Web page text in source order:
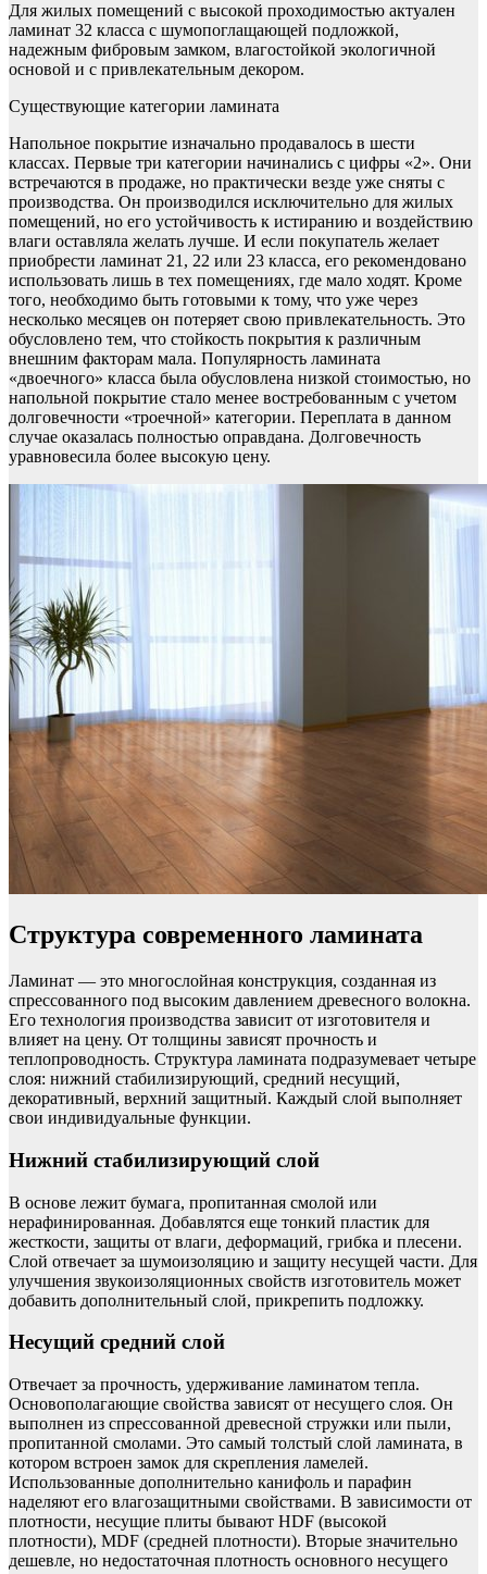
Для жилых помещений с высокой проходимостью актуален
ламинат 32 класса с шумопоглащающей подложкой,
надежным фибровым замком, влагостойкой экологичной
основой и с привлекательным декором.
Существующие категории ламината
Напольное покрытие изначально продавалось в шести
классах. Первые три категории начинались с цифры «2». Они
встречаются в продаже, но практически везде уже сняты с
производства. Он производился исключительно для жилых
помещений, но его устойчивость к истиранию и воздействию
влаги оставляла желать лучше. И если покупатель желает
приобрести ламинат 21, 22 или 23 класса, его рекомендовано
использовать лишь в тех помещениях, где мало ходят. Кроме
того, необходимо быть готовыми к тому, что уже через
несколько месяцев он потеряет свою привлекательность. Это
обусловлено тем, что стойкость покрытия к различным
внешним факторам мала. Популярность ламината
«двоечного» класса была обусловлена низкой стоимостью, но
напольной покрытие стало менее востребованным с учетом
долговечности «троечной» категории. Переплата в данном
случае оказалась полностью оправдана. Долговечность
уравновесила более высокую цену.
Структура современного ламината
Ламинат — это многослойная конструкция, созданная из
спрессованного под высоким давлением древесного волокна.
Его технология производства зависит от изготовителя и
влияет на цену. От толщины зависят прочность и
теплопроводность. Структура ламината подразумевает четыре
слоя: нижний стабилизирующий, средний несущий,
декоративный, верхний защитный. Каждый слой выполняет
свои индивидуальные функции.
Нижний стабилизирующий слой
В основе лежит бумага, пропитанная смолой или
нерафинированная. Добавлятся еще тонкий пластик для
жесткости, защиты от влаги, деформаций, грибка и плесени.
Слой отвечает за шумоизоляцию и защиту несущей части. Для
улучшения звукоизоляционных свойств изготовитель может
добавить дополнительный слой, прикрепить подложку.
Несущий средний слой
Отвечает за прочность, удерживание ламинатом тепла.
Основополагающие свойства зависят от несущего слоя. Он
выполнен из спрессованной древесной стружки или пыли,
пропитанной смолами. Это самый толстый слой ламината, в
котором встроен замок для скрепления ламелей.
Использованные дополнительно канифоль и парафин
наделяют его влагозащитными свойствами. В зависимости от
плотности, несущие плиты бывают HDF (высокой
плотности), MDF (средней плотности). Вторые значительно
дешевле, но недостаточная плотность основного несущего